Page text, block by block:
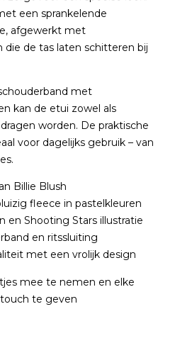
een sprankelende
afgewerkt met
de tas laten schitteren bij
met
kan de etui zowel als
worden. De praktische
voor dagelijks gebruik – van
Billie Blush
fleece in pastelkleuren
en Shooting Stars illustratie
en ritssluiting
met een vrolijk design
mee te nemen en elke
te geven